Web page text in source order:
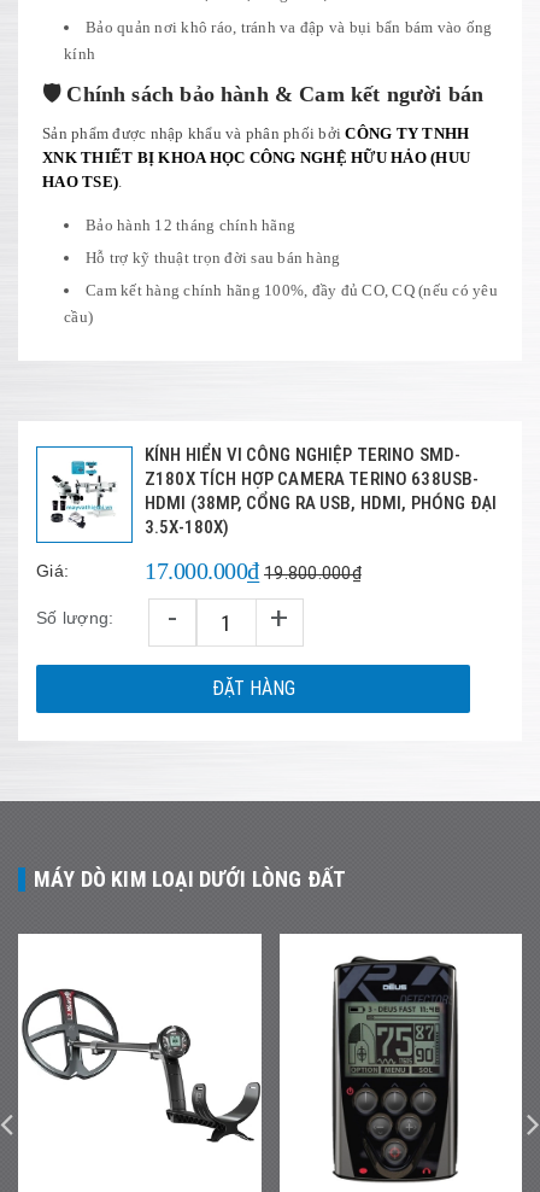
Bảo quản nơi khô ráo, tránh va đập và bụi bẩn bám vào ống
kính
🛡️ Chính sách bảo hành & Cam kết người bán
Sản phẩm được nhập khẩu và phân phối bởiCÔNG TY TNHH
XNK THIẾT BỊ KHOA HỌC CÔNG NGHỆ HỮU HẢO (HUU
HAO TSE)
Bảo hành 12 tháng chính hãng
Hỗ trợ kỹ thuật trọn đời sau bán hàng
Cam kết hàng chính hãng 100%, đầy đủ CO, CQ (nếu có yêu
cầu)
KÍNH HIỂN VI CÔNG NGHIỆP TERINO SMD-
Z180X TÍCH HỢP CAMERA TERINO 638USB-
HDMI (38MP, CỔNG RA USB, HDMI, PHÓNG ĐẠI
3.5X-180X)
Giá: 17.000.000₫ 19.800.000₫
Số lượng: - +
ĐẶT HÀNG
MÁY DÒ KIM LOẠI DƯỚI LÒNG ĐẤT